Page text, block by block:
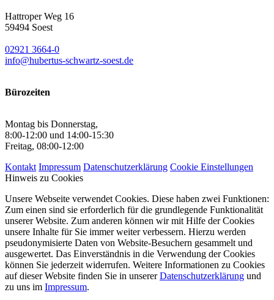
Hattroper Weg 16
59494 Soest
02921 3664-0
info@hubertus-schwartz-soest.de
Bürozeiten
Montag bis Donnerstag,
8:00-12:00 und 14:00-15:30
Freitag, 08:00-12:00
Kontakt Impressum Datenschutzerklärung Cookie Einstellungen
Hinweis zu Cookies
Unsere Webseite verwendet Cookies. Diese haben zwei Funktionen:
Zum einen sind sie erforderlich für die grundlegende Funktionalität
unserer Website. Zum anderen können wir mit Hilfe der Cookies
unsere Inhalte für Sie immer weiter verbessern. Hierzu werden
pseudonymisierte Daten von Website-Besuchern gesammelt und
ausgewertet. Das Einverständnis in die Verwendung der Cookies
können Sie jederzeit widerrufen. Weitere Informationen zu Cookies
auf dieser Website finden Sie in unsererDatenschutzerklärung und
zu uns im Impressum.